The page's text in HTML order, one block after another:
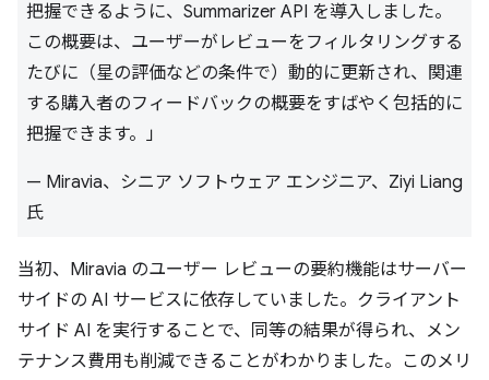
把握できるように、Summarizer API を導入しました。
この概要は、ユーザーがレビューをフィルタリングする
たびに（星の評価などの条件で）動的に更新され、関連
する購入者のフィードバックの概要をすばやく包括的に
把握できます。」
— Miravia、シニア ソフトウェア エンジニア、Ziyi Liang
氏
当初、Miravia のユーザー レビューの要約機能はサーバー
サイドの AI サービスに依存していました。クライアント
サイド AI を実行することで、同等の結果が得られ、メン
テナンス費用も削減できることがわかりました。このメリ